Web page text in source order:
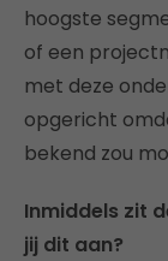
hoogste
of een
met deze
opgericht
bekend zou
Inmiddels zit
jij dit aan?